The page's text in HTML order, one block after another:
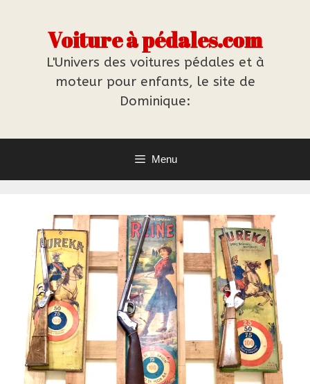
Voiture à pédales.com
L'Univers des voitures pédales et à
moteur pour enfants, le site de
Dominique:
Menu